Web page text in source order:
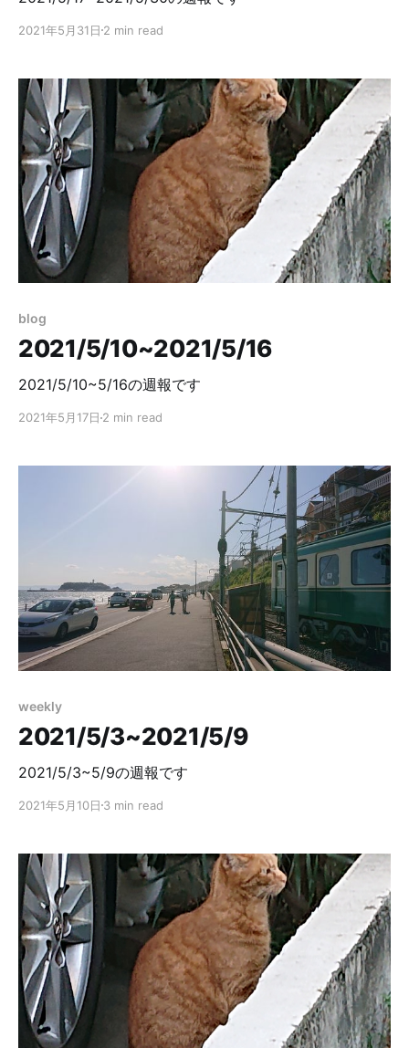
2021年5月31日 2 min read
blog
2021/5/10~2021/5/16
2021/5/10~5/16の週報です
2021年5月17日 2 min read
weekly
2021/5/3~2021/5/9
2021/5/3~5/9の週報です
2021年5月10日 3 min read